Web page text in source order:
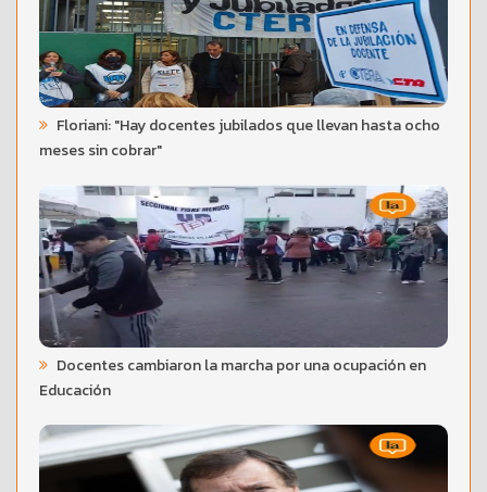
Floriani: "Hay docentes jubilados que llevan hasta ocho
meses sin cobrar"
Docentes cambiaron la marcha por una ocupación en
Educación